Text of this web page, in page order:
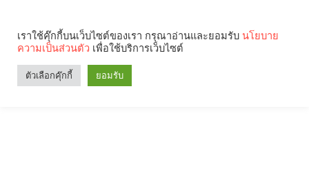
เราใช้คุ๊กกี้บนเว็บไซต์ของเรา กรุณาอ่านและยอมรับ นโยบาย
ความเป็นส่วนตัว เพื่อใช้บริการเว็บไซต์
ตัวเลือกคุ๊กกี้ ยอมรับ